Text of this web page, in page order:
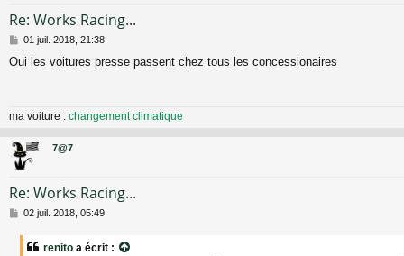
Re: Works Racing...
M
s
e
01 juil. 2018, 21:38
Oui les voitures presse passent chez tous les concessionaires
ma voiture : changement climatique
7@7
Re: Works Racing...
M
02 juil. 2018, 05:49
renito a écrit :